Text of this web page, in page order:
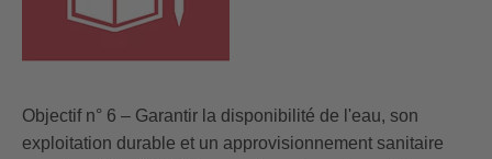
Objectif n° 6 – Garantir la disponibilité de l'eau, son
exploitation durable et un approvisionnement sanitaire